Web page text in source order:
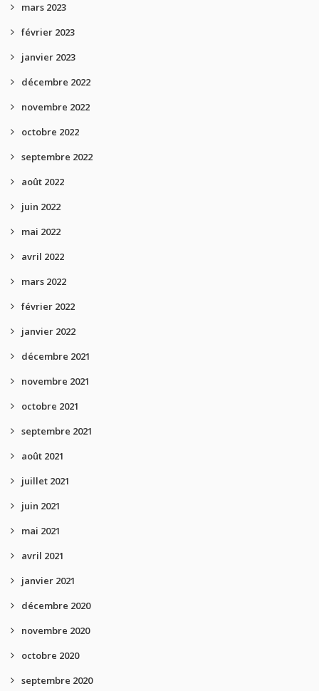
mars 2023
février 2023
janvier 2023
décembre 2022
novembre 2022
octobre 2022
septembre 2022
août 2022
juin 2022
mai 2022
avril 2022
mars 2022
février 2022
janvier 2022
décembre 2021
novembre 2021
octobre 2021
septembre 2021
août 2021
juillet 2021
juin 2021
mai 2021
avril 2021
janvier 2021
décembre 2020
novembre 2020
octobre 2020
septembre 2020